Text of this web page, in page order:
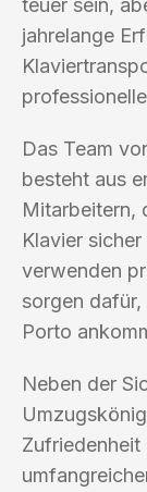
teuer sein,
jahrelange
Das Team
besteht aus
Mitarbeitern,
Klavier
verwenden
sorgen
Porto
Neben der
Zufriedenheit